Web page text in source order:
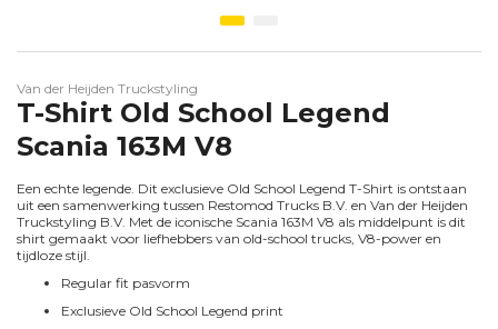
Ga naar het begin van de afbeeldingen-gallerij
Van der Heijden Truckstyling
T-Shirt Old School Legend
Scania 163M V8
Een echte legende. Dit exclusieve Old School Legend T-Shirt is ontstaan
uit een samenwerking tussen Restomod Trucks B.V. en Van der Heijden
Truckstyling B.V. Met de iconische Scania 163M V8 als middelpunt is dit
shirt gemaakt voor liefhebbers van old-school trucks, V8-power en
tijdloze stijl.
Regular fit pasvorm
Exclusieve Old School Legend print